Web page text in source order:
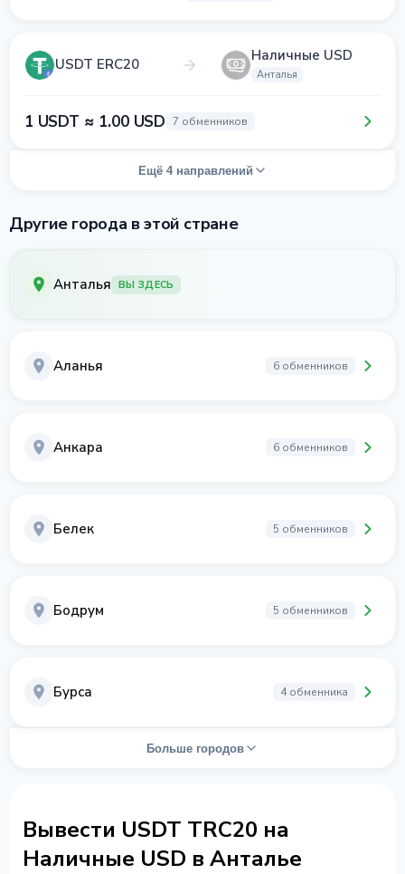
USDT ERC20 Наличные USD
Анталья
1 USDT ≈ 1.00 USD 7 обменников
Ещё 4 направлений
Другие города в этой стране
Анталья ВЫ ЗДЕСЬ
Аланья 6 обменников
Анкара 6 обменников
Белек 5 обменников
Бодрум 5 обменников
Бурса 4 обменника
Больше городов
Вывести USDT TRC20 на
Наличные USD в Анталье